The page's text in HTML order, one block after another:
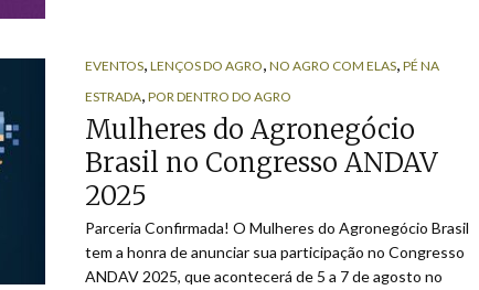
EVENTOS, LENÇOS DO AGRO, NO AGRO COM ELAS, PÉ NA
ESTRADA, POR DENTRO DO AGRO
Mulheres do Agronegócio
Brasil no Congresso ANDAV
2025
Parceria Confirmada! O Mulheres do Agronegócio Brasil
tem a honra de anunciar sua participação no Congresso
ANDAV 2025, que acontecerá de 5 a 7 de agosto no